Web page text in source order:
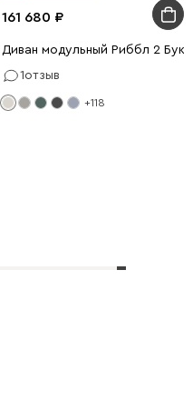
161 680
Диван модульный Риббл 2
1отзыв
+118